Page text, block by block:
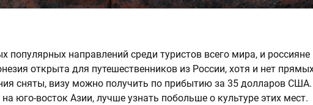
популярных направлений среди туристов всего мира, и россияне
открыта для путешественников из России, хотя и нет
сняты, визу можно получить по прибытию за 35 долларов США.
юго-восток Азии, лучше узнать побольше о культуре этих мест.